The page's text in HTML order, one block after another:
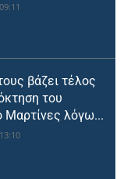
βάζει τέλος
του
Μαρτίνες λόγω...